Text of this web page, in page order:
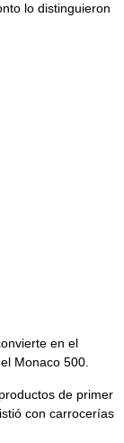
lo distinguieron
en el
Monaco 500.
de primer
con carrocerías